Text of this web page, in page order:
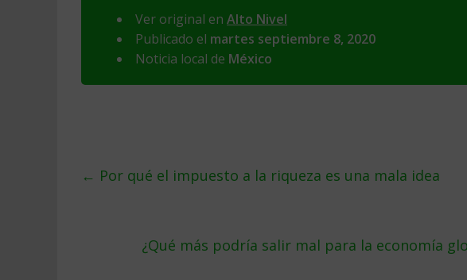
Ver original en Alto Nivel
Publicado el martes septiembre 8, 2020
Noticia local de México
← Por qué el impuesto a la riqueza es una mala idea
¿Qué más podría salir mal para la economía